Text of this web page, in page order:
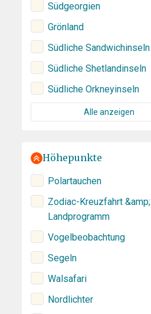
Südgeorgien
Grönland
Südliche Sandwichinseln
Südliche Shetlandinseln
Südliche Orkneyinseln
Alle anzeigen
Höhepunkte
Polartauchen
Zodiac-Kreuzfahrt &amp;
Landprogramm
Vogelbeobachtung
Segeln
Walsafari
Nordlichter